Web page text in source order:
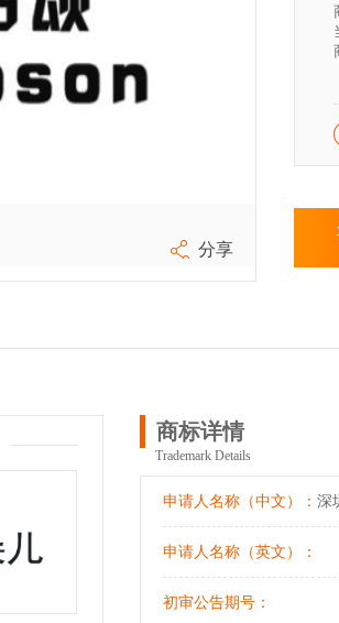
分享
商标详情
Trademark Details
申请人名称（中文）： 深
1楼1109（入驻深圳网福
申请人名称（英文）：
初审公告期号：